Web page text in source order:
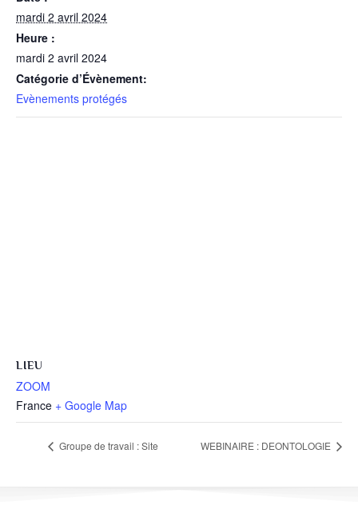
mardi 2 avril 2024
Heure :
mardi 2 avril 2024
Catégorie d’Évènement:
Evènements protégés
LIEU
ZOOM
France + Google Map
Groupe de travail : Site WEBINAIRE : DEONTOLOGIE